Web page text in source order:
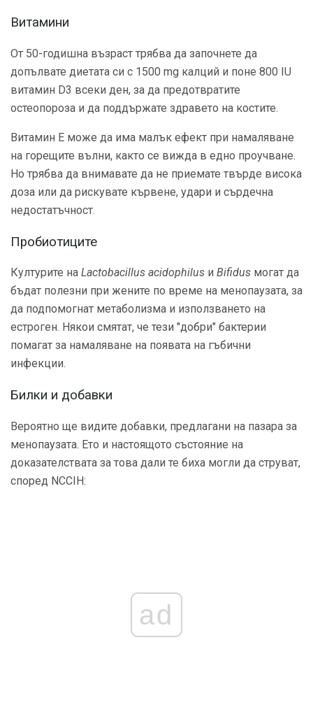
Витамини
От 50-годишна възраст трябва да започнете да
допълвате диетата си с 1500 mg калций и поне 800 IU
витамин D3 всеки ден, за да предотвратите
остеопороза и да поддържате здравето на костите.
Витамин Е може да има малък ефект при намаляване
на горещите вълни, както се вижда в едно проучване.
Но трябва да внимавате да не приемате твърде висока
доза или да рискувате кървене, удари и сърдечна
недостатъчност.
Пробиотиците
Културите на Lactobacillus acidophilus и Bifidus могат да
бъдат полезни при жените по време на менопаузата, за
да подпомогнат метаболизма и използването на
естроген. Някои смятат, че тези "добри" бактерии
помагат за намаляване на появата на гъбични
инфекции.
Билки и добавки
Вероятно ще видите добавки, предлагани на пазара за
менопаузата. Ето и настоящото състояние на
доказателствата за това дали те биха могли да струват,
според NCCIH:
ad